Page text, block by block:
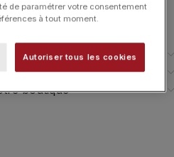
boutique
de paramétrer votre consentement
à tout moment.
Autoriser tous les cookies